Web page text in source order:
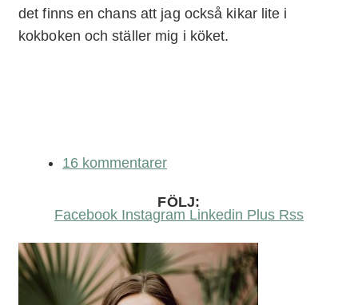
det finns en chans att jag också kikar lite i
kokboken och ställer mig i köket.
16 kommentarer
FÖLJ:
Facebook Instagram Linkedin Plus Rss